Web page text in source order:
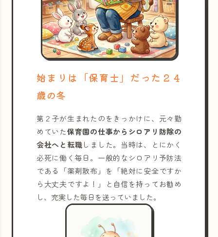
始まりは「保育士」だった２４
歳の冬
第２子が生まれたのをきっかけに、元々勤
めていた保育園の仕事からシロアリ防除の
会社へと転職しました。当時は、とにかく
必死に働く毎日。一般的なシロアリ予防法
である「薬剤散布」を「絶対に安全ですか
ら大丈夫ですよ！」と自信を持ってお勧め
し、充実した毎日を送っていました。